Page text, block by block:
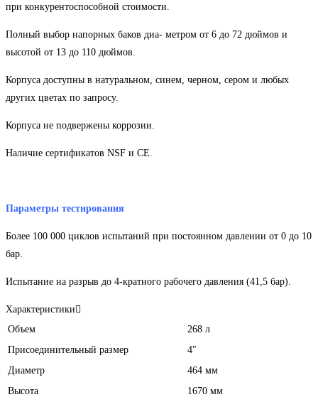
при конкурентоспособной стоимости.
Полный выбор напорных баков диа- метром от 6 до 72 дюймов и
высотой от 13 до 110 дюймов.
Корпуса доступны в натуральном, синем, черном, сером и любых
других цветах по запросу.
Корпуса не подвержены коррозии.
Наличие сертификатов NSF и CE.
Параметры тестирования
Более 100 000 циклов испытаний при постоянном давлении от 0 до 10
бар.
Испытание на разрыв до 4-кратного рабочего давления (41,5 бар).
Характеристики
Объем
268 л
Присоединительный размер
4″
Диаметр
464 мм
Высота
1670 мм